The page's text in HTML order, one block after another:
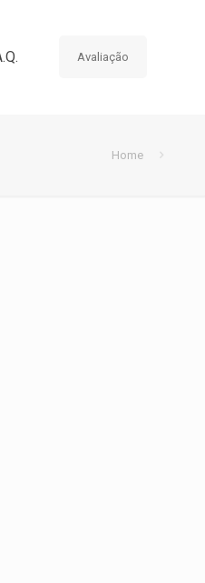
Avaliação
Home